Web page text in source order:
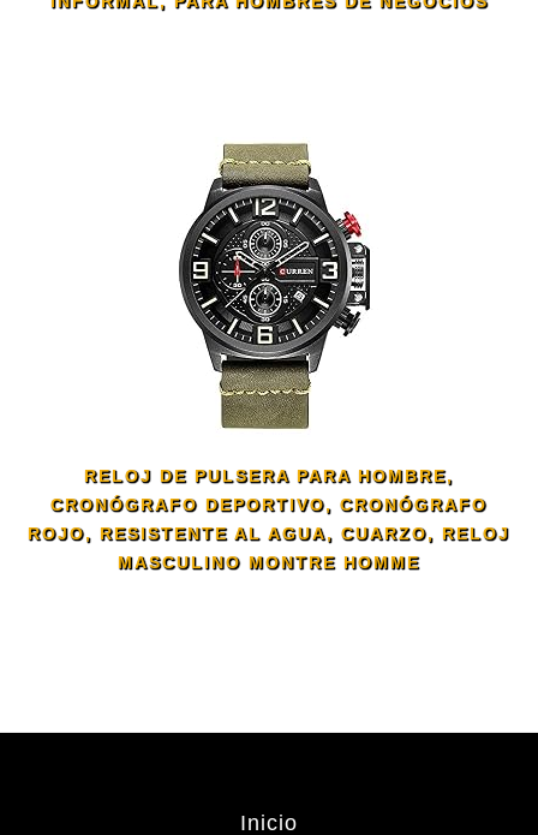
RELOJ DE PULSERA PARA HOMBRE,
CRONÓGRAFO DEPORTIVO, CRONÓGRAFO
ROJO, RESISTENTE AL AGUA, CUARZO, RELOJ
MASCULINO MONTRE HOMME
Inicio